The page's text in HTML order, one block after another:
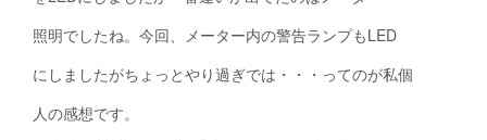
照明でしたね。今回、メーター内の警告ランプもLED
にしましたがちょっとやり過ぎでは・・・ってのが私個
人の感想です。